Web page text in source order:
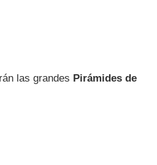
las grandes Pirámides de